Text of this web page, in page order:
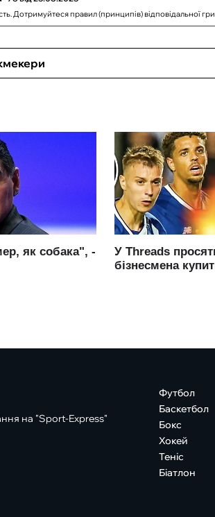
Дотримуйтеся правил (принципів) відповідальної гри
на "Sport-Express"
Футбол
Баскетбол
Бокс
Хокей
Теніс
Біатлон